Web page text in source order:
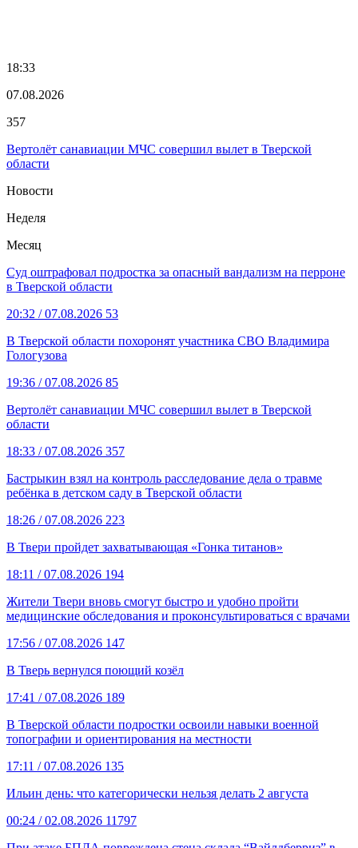
18:33
07.08.2026
357
Вертолёт санавиации МЧС совершил вылет в Тверской
области
Новости
Неделя
Месяц
Суд оштрафовал подростка за опасный вандализм на перроне
в Тверской области
20:32 / 07.08.2026 53
В Тверской области похоронят участника СВО Владимира
Гологузова
19:36 / 07.08.2026 85
Вертолёт санавиации МЧС совершил вылет в Тверской
области
18:33 / 07.08.2026 357
Бастрыкин взял на контроль расследование дела о травме
ребёнка в детском саду в Тверской области
18:26 / 07.08.2026 223
В Твери пройдет захватывающая «Гонка титанов»
18:11 / 07.08.2026 194
Жители Твери вновь смогут быстро и удобно пройти
медицинские обследования и проконсультироваться с врачами
17:56 / 07.08.2026 147
В Тверь вернулся поющий козёл
17:41 / 07.08.2026 189
В Тверской области подростки освоили навыки военной
топографии и ориентирования на местности
17:11 / 07.08.2026 135
Ильин день: что категорически нельзя делать 2 августа
00:24 / 02.08.2026 11797